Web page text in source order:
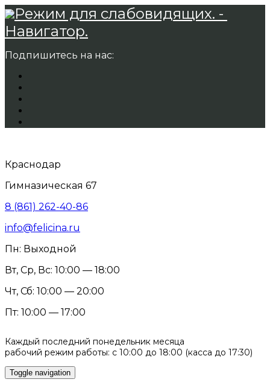
Режим для слабовидящих. -
Навигатор.
Подпишитесь на нас:
Краснодар
Гимназическая 67
8 (861) 262-40-86
info@felicina.ru
Пн: Выходной
Вт, Ср, Вс: 10:00 — 18:00
Чт, Сб: 10:00 — 20:00
Пт: 10:00 — 17:00
Каждый последний понедельник месяца
рабочий режим работы: с 10:00 до 18:00 (касса до 17:30)
Toggle navigation